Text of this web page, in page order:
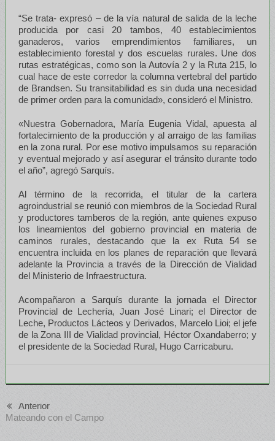
“Se trata- expresó – de la vía natural de salida de la leche
producida por casi 20 tambos, 40 establecimientos
ganaderos, varios emprendimientos familiares, un
establecimiento forestal y dos escuelas rurales. Une dos
rutas estratégicas, como son la Autovía 2 y la Ruta 215, lo
cual hace de este corredor la columna vertebral del partido
de Brandsen. Su transitabilidad es sin duda una necesidad
de primer orden para la comunidad», consideró el Ministro.
«Nuestra Gobernadora, María Eugenia Vidal, apuesta al
fortalecimiento de la producción y al arraigo de las familias
en la zona rural. Por ese motivo impulsamos su reparación
y eventual mejorado y así asegurar el tránsito durante todo
el año”, agregó Sarquís.
Al término de la recorrida, el titular de la cartera
agroindustrial se reunió con miembros de la Sociedad Rural
y productores tamberos de la región, ante quienes expuso
los lineamientos del gobierno provincial en materia de
caminos rurales, destacando que la ex Ruta 54 se
encuentra incluida en los planes de reparación que llevará
adelante la Provincia a través de la Dirección de Vialidad
del Ministerio de Infraestructura.
Acompañaron a Sarquís durante la jornada el Director
Provincial de Lechería, Juan José Linari; el Director de
Leche, Productos Lácteos y Derivados, Marcelo Lioi; el jefe
de la Zona III de Vialidad provincial, Héctor Oxandaberro; y
el presidente de la Sociedad Rural, Hugo Carricaburu.
Anterior
Mateando con el Campo